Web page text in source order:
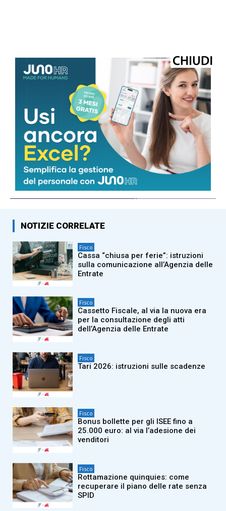
© Riproduzione riservata
TAGS adnkronos fisco
NOTIZIE CORRELATE
Fisco
Cassa “chiusa per ferie”: istruzioni
sulla comunicazione all’Agenzia delle
Entrate
Fisco
Cassetto Fiscale, al via la nuova era
per la consultazione degli atti
dell’Agenzia delle Entrate
Fisco
Tari 2026: istruzioni sulle scadenze
Fisco
Bonus bollette per gli ISEE fino a
25.000 euro: al via l’adesione dei
venditori
Fisco
Rottamazione quinquies: come
recuperare il piano delle rate senza
SPID